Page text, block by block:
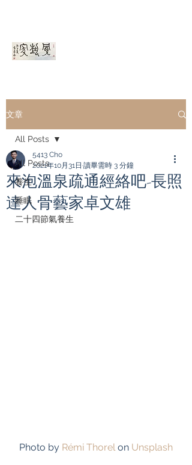
文章
All Posts
養生
睡眠
二十四節氣養生
All Posts
來泡溫泉疏通經絡吧-長照
達人骨藝家卓文雄
5413 Cho
2021年10月31日 讀畢需時 3 分鐘
Photo by Rémi Thorel on Unsplash